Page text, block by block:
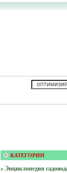
КАТЕГОРИИ
» Энциклопедия